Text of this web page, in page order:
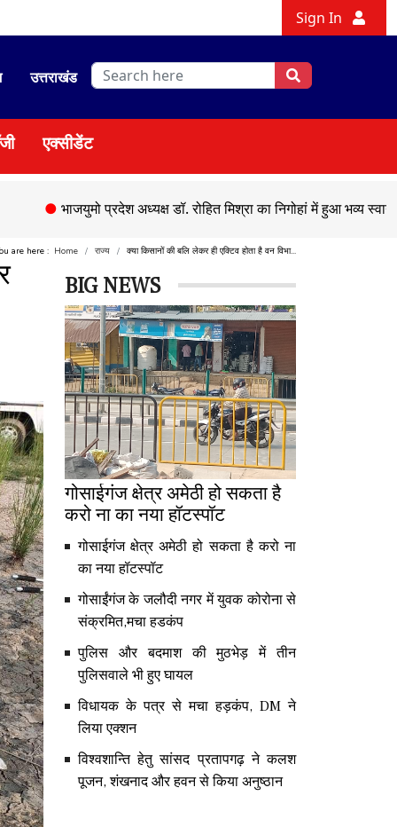
Sign In
उत्तराखंड
एक्सीडेंट
प्रदेश अध्यक्ष डॉ. रोहित मिश्रा का निगोहां में हुआ भव्य स्वागत ●सड़क
are here : Home राज्य क्या किसानों की बलि लेकर ही एक्टिव होता है वन विभा...
BIG NEWS
गोसाईगंज क्षेत्र अमेठी हो सकता है
करो ना का नया हॉटस्पॉट
गोसाईगंज क्षेत्र अमेठी हो सकता है करो ना
का नया हॉटस्पॉट
गोसाईंगंज के जलौदी नगर में युवक कोरोना से
संक्रमित,मचा हडकंप
पुलिस और बदमाश की मुठभेड़ में तीन
पुलिसवाले भी हुए घायल
विधायक के पत्र से मचा हड़कंप, DM ने
लिया एक्शन
विश्वशान्ति हेतु सांसद प्रतापगढ़ ने कलश
पूजन, शंखनाद और हवन से किया अनुष्ठान